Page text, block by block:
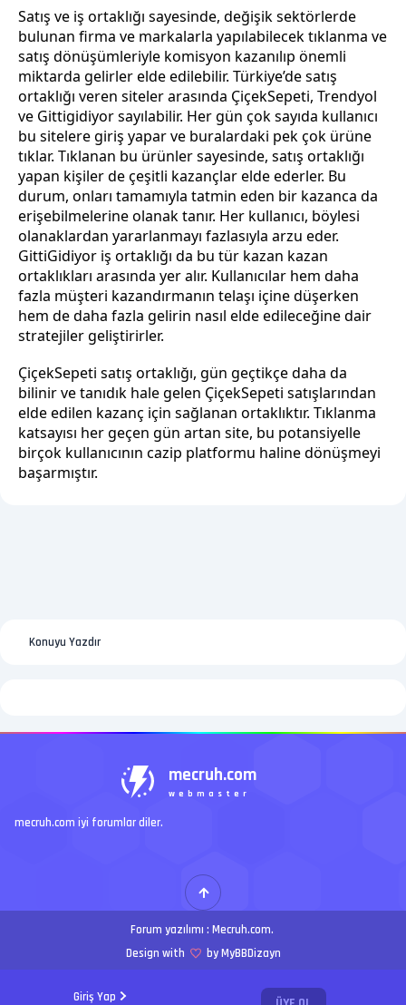
Giriş Yap
Satış ve iş ortaklığı sayesinde, değişik sektörlerde
bulunan firma ve markalarla yapılabilecek tıklanma ve
satış dönüşümleriyle komisyon kazanılıp önemli
miktarda gelirler elde edilebilir. Türkiye’de satış
ortaklığı veren siteler arasında ÇiçekSepeti, Trendyol
ve Gittigidiyor sayılabilir. Her gün çok sayıda kullanıcı
bu sitelere giriş yapar ve buralardaki pek çok ürüne
tıklar. Tıklanan bu ürünler sayesinde, satış ortaklığı
yapan kişiler de çeşitli kazançlar elde ederler. Bu
durum, onları tamamıyla tatmin eden bir kazanca da
erişebilmelerine olanak tanır. Her kullanıcı, böylesi
olanaklardan yararlanmayı fazlasıyla arzu eder.
GittiGidiyor iş ortaklığı da bu tür kazan kazan
ortaklıkları arasında yer alır. Kullanıcılar hem daha
fazla müşteri kazandırmanın telaşı içine düşerken
hem de daha fazla gelirin nasıl elde edileceğine dair
stratejiler geliştirirler.
ÇiçekSepeti satış ortaklığı, gün geçtikçe daha da
bilinir ve tanıdık hale gelen ÇiçekSepeti satışlarından
elde edilen kazanç için sağlanan ortaklıktır. Tıklanma
katsayısı her geçen gün artan site, bu potansiyelle
birçok kullanıcının cazip platformu haline dönüşmeyi
başarmıştır.
Konuyu Yazdır
mecruh.com
webmaster
mecruh.com iyi forumlar diler.
Forum yazılımı : Mecruh.com.
Design with
by MyBBDizayn